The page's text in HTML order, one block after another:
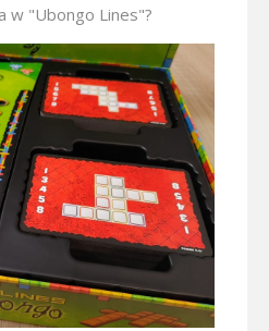
w "Ubongo Lines"?